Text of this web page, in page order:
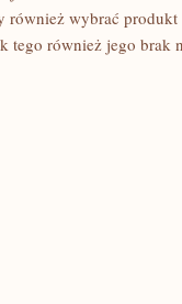
również wybrać
tego również jego brak